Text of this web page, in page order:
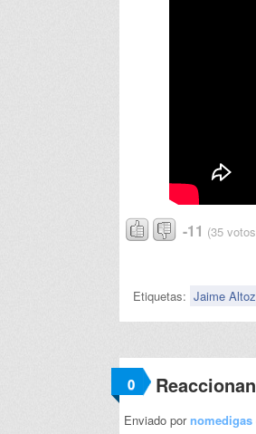
-11 (35
Etiquetas: Jaime
0
Enviado pornomedigas